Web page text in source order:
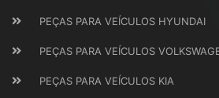
PEÇAS PARA VEÍCULOS HYUNDAI
PEÇAS PARA VEÍCULOS
PEÇAS PARA VEÍCULOS KIA